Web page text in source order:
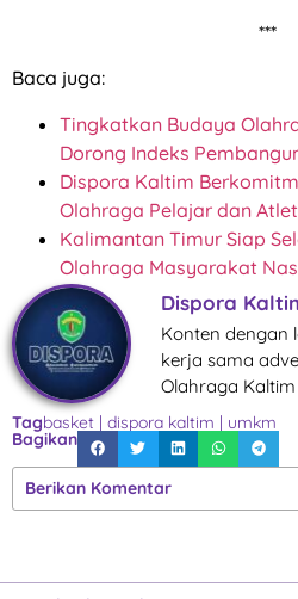
***
Baca juga:
Tingkatkan Budaya
Dorong Indeks
Dispora Kaltim
Olahraga Pelajar dan
Kalimantan Timur Siap
Olahraga Masyarakat
Dispora
Konten dengan
kerja sama
Olahraga
Tagbasket | dispora kaltim | umkm
Bagikan
Berikan Komentar